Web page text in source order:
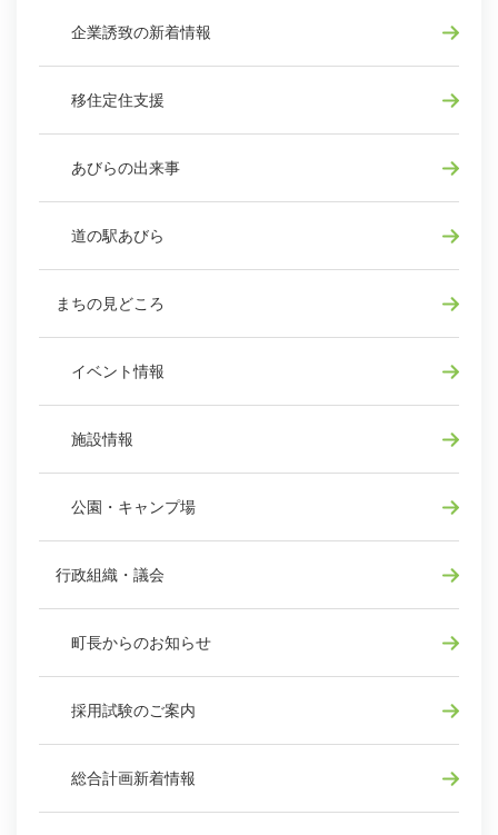
企業誘致の新着情報
移住定住支援
あびらの出来事
道の駅あびら
まちの見どころ
イベント情報
施設情報
公園・キャンプ場
行政組織・議会
町長からのお知らせ
採用試験のご案内
総合計画新着情報